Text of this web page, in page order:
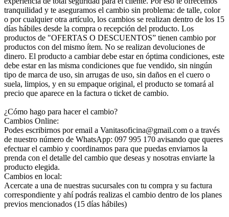
tranquilidad y te aseguramos el cambio sin problema: de talle, color
o por cualquier otra artículo, los cambios se realizan dentro de los 15
días hábiles desde la compra o recepción del producto. Los
productos de "OFERTAS O DESCUENTOS” tienen cambio por
productos con del mismo ítem. No se realizan devoluciones de
dinero. El producto a cambiar debe estar en óptima condiciones, este
debe estar en las misma condiciones que fue vendido, sin ningún
tipo de marca de uso, sin arrugas de uso, sin daños en el cuero o
suela, limpios, y en su empaque original, el producto se tomará al
precio que aparece en la factura o ticket de cambio.
¿Cómo hago para hacer el cambio?
Cambios Online:
Podes escribirnos por email a Vanitasoficina@gmail.com o a través
de nuestro número de WhatsApp: 097 995 170 avisando que queres
efectuar el cambio y coordinamos para que puedas enviarnos la
prenda con el detalle del cambio que deseas y nosotras enviarte la
producto elegida.
Cambios en local:
Acercate a una de nuestras sucursales con tu compra y su factura
correspondiente y ahí podrás realizas el cambio dentro de los planes
previos mencionados (15 días hábiles)